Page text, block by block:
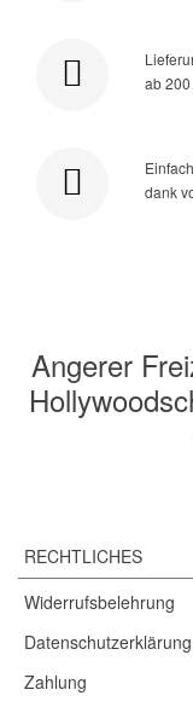
ab
dank
Angerer
RECHTLICHES
Widerrufsbelehrung
Datenschutzerklärung
Zahlung